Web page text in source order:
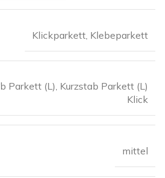
Klickparkett Klebeparkett
Parkett (L), Kurzstab Parkett (L)
Klick
mittel